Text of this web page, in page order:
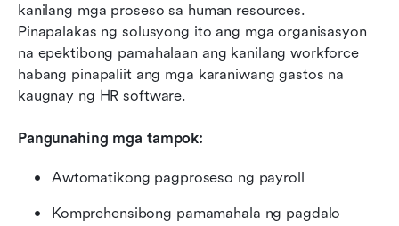
kanilang mga proseso sa human resources.
Pinapalakas ng solusyong ito ang mga organisasyon
na epektibong pamahalaan ang kanilang workforce
habang pinapaliit ang mga karaniwang gastos na
kaugnay ng HR software.
Pangunahing mga tampok:
Awtomatikong pagproseso ng payroll
Komprehensibong pamamahala ng pagdalo